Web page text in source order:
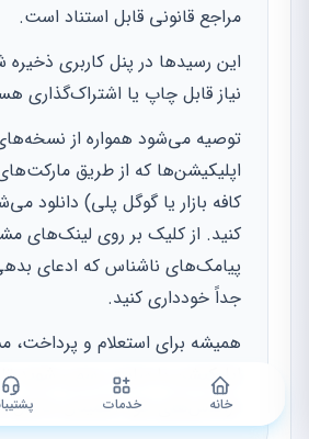
مراجع قانونی قابل استناد است.
این رسیدها در پنل کاربری
نیاز قابل چاپ یا اشتراک‌گذاری
توصیه می‌شود همواره از
اپلیکیشن‌ها که از طریق
کافه بازار یا گوگل پلی) دانلود
کنید. از کلیک بر روی لینک‌های
پیامک‌های ناشناس که ادعای
جداً خودداری کنید.
همیشه برای استعلام و پرداخت،
اپلیکیشن یا سایت رسمی شوید تا
تراکنش‌های خود اطمینان حاصل
خانه خدمات